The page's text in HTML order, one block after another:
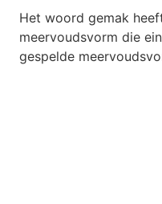
Het woord gemak
meervoudsvorm die
gespelde